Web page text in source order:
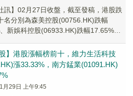
訊】02月27日收盤，截至發稿，港股跌
名分別為森美控股(00756.HK)跌幅
新娛科控股(06933.HK)跌幅17.65%、
股】港股漲幅榜前十，維力生活科技
漲33.33%，南方錳業(01091.HK)
月29日 上午9:45